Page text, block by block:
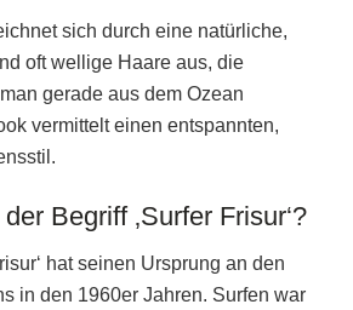
sich durch eine natürliche,
oft wellige Haare aus, die
gerade aus dem Ozean
vermittelt einen entspannten,
Begriff ‚Surfer Frisur‘?
hat seinen Ursprung an den
in den 1960er Jahren. Surfen war